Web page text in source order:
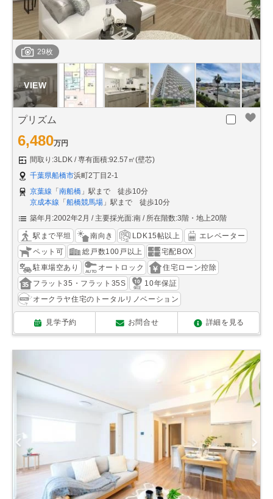
29枚
プリズム
6,480万円
間取り:3LDK
専有面積:92.57㎡(壁芯)
千葉県船橋市浜町2丁目2-1
京葉線 「 南船橋 」駅まで 徒歩10分
京成本線 「 船橋競馬場 」駅まで 徒歩10分
築年月:2002年2月
主要採光面:南 所在階数:3階・地上20階
駅まで平坦 南向き LDK15帖以上
エレベーター
ペット可
総戸数100戸以上
宅配BOX
駐車場空あり
オートロック
住宅ローン控除
フラット35・フラット35S
10年保証
オークラヤ住宅のトータルリノベーション
見学予約 お問合せ 詳細を見る